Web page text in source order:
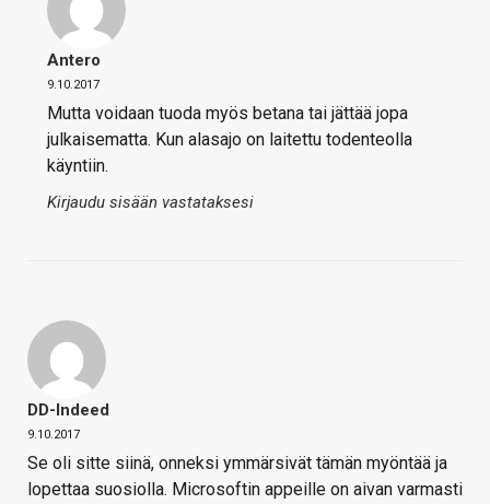
Antero
9.10.2017
Mutta voidaan tuoda myös betana tai jättää jopa
julkaisematta. Kun alasajo on laitettu todenteolla
käyntiin.
Kirjaudu sisään vastataksesi
DD-Indeed
9.10.2017
Se oli sitte siinä, onneksi ymmärsivät tämän myöntää ja
lopettaa suosiolla. Microsoftin appeille on aivan varmasti